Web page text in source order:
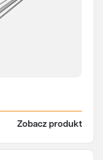
Zobacz produkt